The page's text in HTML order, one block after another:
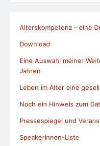
Alterskompetenz - eine
Download
Eine Auswahl meiner
Jahren
Leben im Alter eine
Noch ein Hinweis zum
Pressespiegel und
Speakerinnen-Liste